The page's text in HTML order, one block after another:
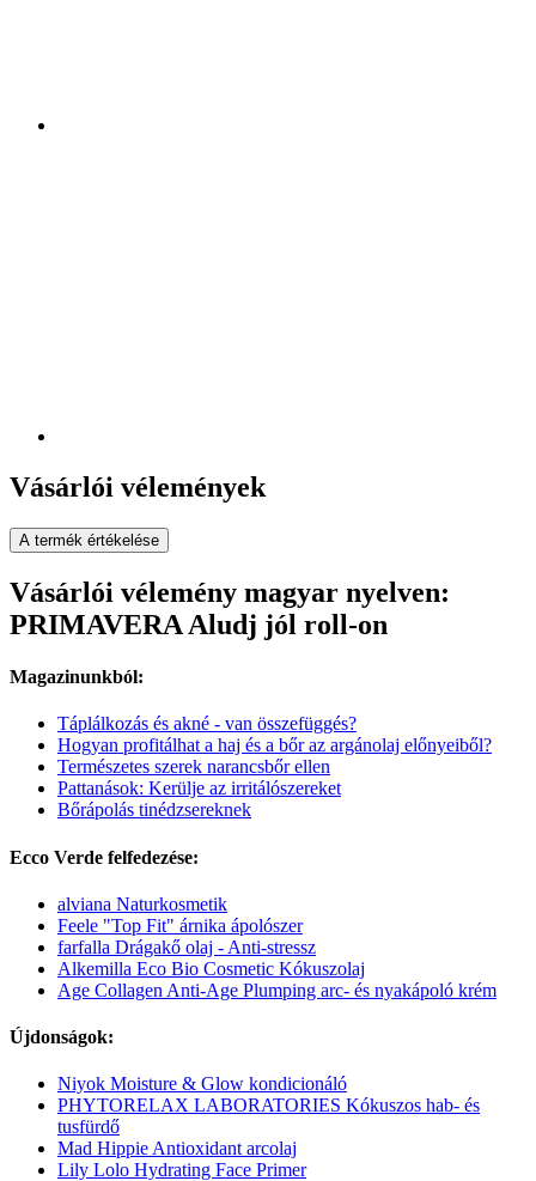
Vásárlói vélemények
A termék értékelése
Vásárlói vélemény magyar nyelven:
PRIMAVERA Aludj jól roll-on
Magazinunkból:
Táplálkozás és akné - van összefüggés?
Hogyan profitálhat a haj és a bőr az argánolaj előnyeiből?
Természetes szerek narancsbőr ellen
Pattanások: Kerülje az irritálószereket
Bőrápolás tinédzsereknek
Ecco Verde felfedezése:
alviana Naturkosmetik
Feele "Top Fit" árnika ápolószer
farfalla Drágakő olaj - Anti-stressz
Alkemilla Eco Bio Cosmetic Kókuszolaj
Age Collagen Anti-Age Plumping arc- és nyakápoló krém
Újdonságok:
Niyok Moisture & Glow kondicionáló
PHYTORELAX LABORATORIES Kókuszos hab- és
tusfürdő
Mad Hippie Antioxidant arcolaj
Lily Lolo Hydrating Face Primer